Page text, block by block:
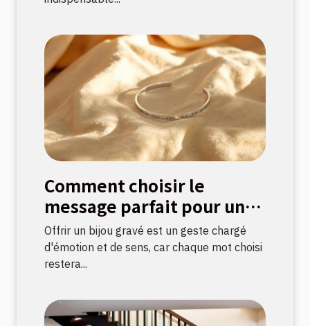
Comment choisir le
message parfait pour un
bijou gravé ?
Offrir un bijou gravé est un geste chargé
d'émotion et de sens, car chaque mot choisi
restera...